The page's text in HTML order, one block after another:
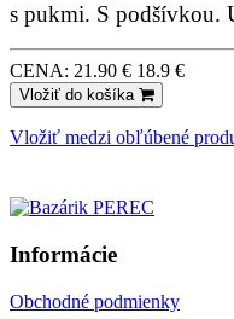
s pukmi. S podšívkou.
CENA: 21.90 € 18.9 €
Vložiť do košíka
Vložiť medzi obľúbené
Informácie
Obchodné podmienky